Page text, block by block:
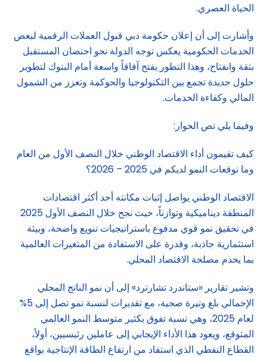
الحياة العصري.
وأشارت إلى أن إعلان حكومة دبي قبول العملات الرقمية لبعض
الخدمات الحكومية يعكس توجه الدولة نحو احتضان المستقبل
بثقة وانفتاح، وهذا التطور يفتح آفاقاً واسعة أمام البنوك لتطوير
حلول جديدة تجمع بين التكنولوجيا والحوكمة وتعزز من الشمول
المالي وكفاءة الخدمات.
وفيما يلي نص الحوار:
كيف تقيمون أداء الاقتصاد الوطني خلال النصف الأول من العام
وما توقعات النمو لديكم في 2025 – 2026؟
الاقتصاد الوطني يواصل إثبات مكانته أحد أكثر اقتصادات
المنطقة ديناميكية وتوازناً، حيث نجح خلال النصف الأول 2025
في تحقيق نمو قوي مدفوع باستراتيجيات تنويع واضحة، وبيئة
استثمارية جاذبة، وقدرة على الاستفادة من المتغيرات العالمية
بما يخدم مصلحة الاقتصاد المحلي.
وتشير تقارير «ستاندرد تشارترد» إلى أن نمو الناتج المحلي
الإجمالي بلغ وتيرة صحية، مع تقديرات لنسبة نمو تصل إلى 5%
لعام 2025، وهي نسبة تفوق بكثير متوسط النمو العالمي
المتوقع، ويعود هذا الأداء الإيجابي إلى عاملين رئيسيين، أولاً،
القطاع النفطي الذي استفاد من ارتفاع الطاقة الإنتاجية بواقع